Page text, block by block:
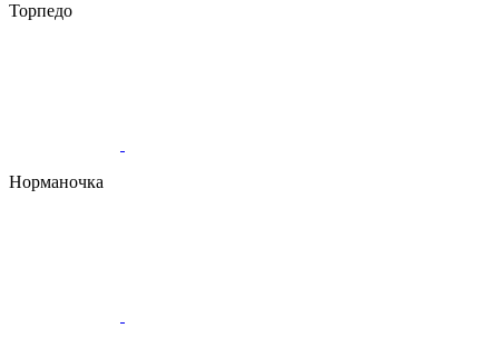
Торпедо
Норманочка